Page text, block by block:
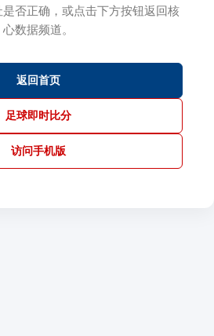
否正确，或点击下方按钮返回核
心数据频道。
返回首页
足球即时比分
访问手机版